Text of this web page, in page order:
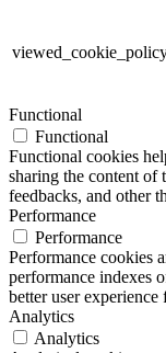
Functional
Functional
Functional cookies
sharing the content of
feedbacks, and other
Performance
Performance
Performance cookies
performance indexes
better user experience
Analytics
Analytics